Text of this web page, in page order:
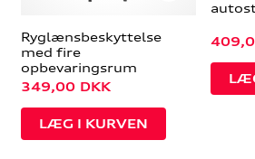
Ryglænsbeskyttelse
med fire
opbevaringsrum
349,00 DKK